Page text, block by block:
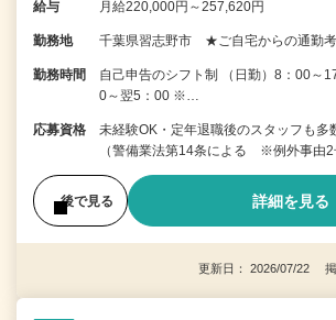
給与 月給220,000円～257,620円
勤務地 千葉県習志野市 ★ご自宅からの通勤
勤務時間
自己申告のシフト制 （日勤）8：00～
0～翌5：00 ※…
応募資格
未経験OK・定年退職後のスタッフも多
（警備業法第14条による ※例外事由2
後で見る 詳細を見る
更新日： 2026/07/22 掲